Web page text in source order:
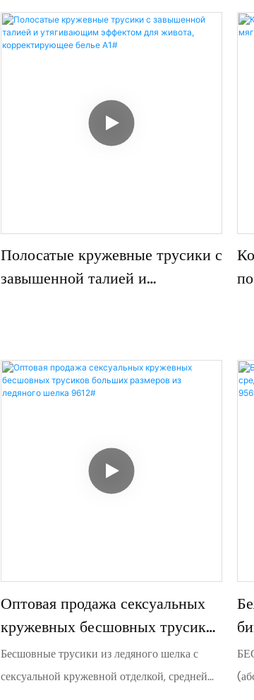
Полосатые кружевные трусики с
завышенной талией и
Оптовая продажа сексуальных
кружевных бесшовных трусиков
больших размеров из ледяного
шелка 9612#
Бесшовные трусики из ледяного шелка с
сексуальной кружевной отделкой, средней